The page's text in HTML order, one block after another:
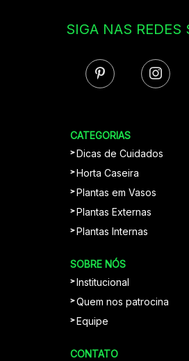
SIGA NAS REDES
CATEGORIAS
Dicas de Cuidados
Horta Caseira
Plantas em Vasos
Plantas Externas
Plantas Internas
SOBRE NÓS
Institucional
Quem nos patrocina
Equipe
CONTATO